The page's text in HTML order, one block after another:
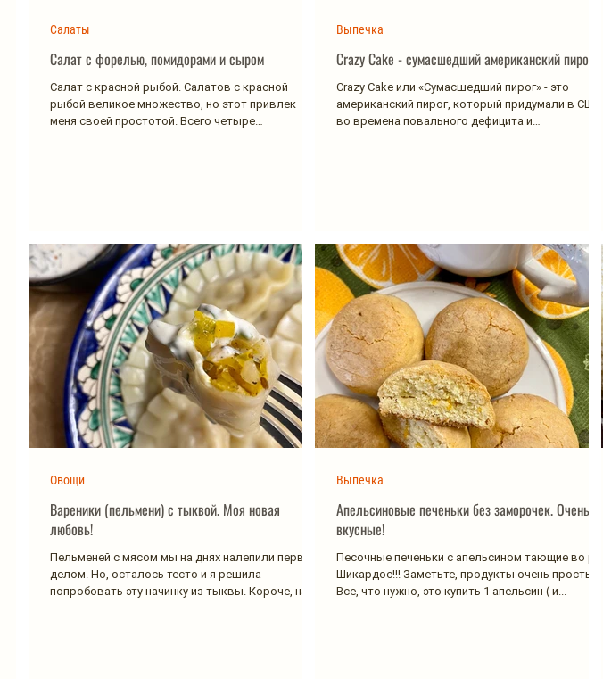
Салат с форелью, помидорами и сыром
Салат с красной рыбой. Салатов с красной
рыбой великое множество, но этот привлек
меня своей простотой. Всего четыре
Салаты
Crazy Cake - сумасшедший американский пирог
Crazy Cake или «Сумасшедший пирог» - это
американский пирог, который придумали в США
во времена повального дефицита и
Выпечка
Вареники (пельмени) с тыквой. Моя новая
любовь!
Пельменей с мясом мы на днях налепили первым
делом. Но, осталось тесто и я решила
попробовать эту начинку из тыквы. Короче, на
Овощи
Апельсиновые печеньки без заморочек. Очень
вкусные!
Песочные печеньки с апельсином тающие во рту!
Шикардос!!! Заметьте, продукты очень простые!
Все, что нужно, это купить 1 апельсин ( и...
Выпечка